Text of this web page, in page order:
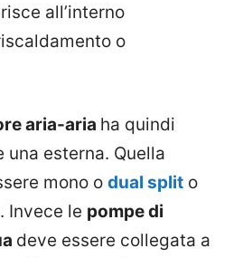
all’interno
o
aria-aria ha quindi
una esterna. Quella
mono o dual split o
Invece le pompe di
deve essere collegata a